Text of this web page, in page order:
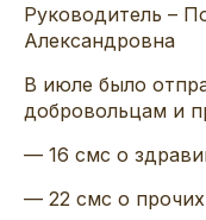
Руководитель –
Александровна
В июле было
добровольцам и
— 16 смс о
— 22 смс о